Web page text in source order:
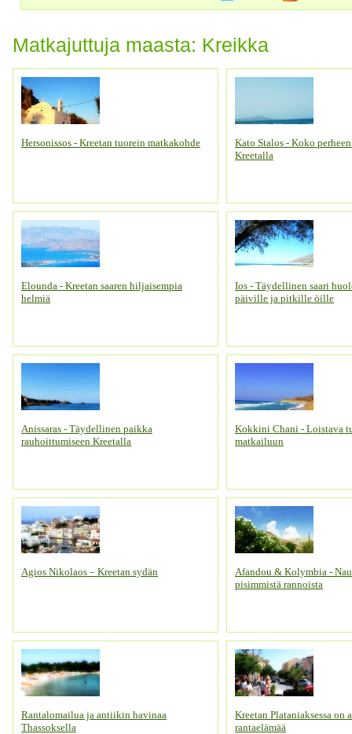
Matkajuttuja maasta: Kreikka
Hersonissos - Kreetan tuorein matkakohde
Kato Stalos - Koko
Kreetalla
Elounda - Kreetan saaren hiljaisempia
helmiä
Ios - Täydellinen saari
päiville ja pitkille öille
Anissaras - Täydellinen paikka
rauhoittumiseen Kreetalla
Kokkini Chani - Loistava
matkailuun
Agios Nikolaos – Kreetan sydän
Afandou & Kolymbia -
pisimmistä rannoista
Rantalomailua ja antiikin havinaa
Thassoksella
Kreetan Plataniaksessa on
rantaelämää